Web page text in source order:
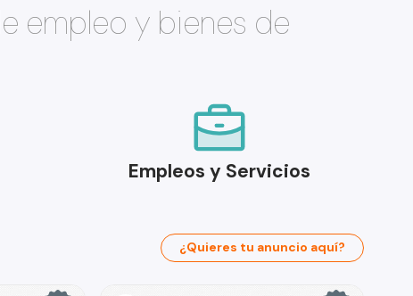
empleo y bienes de
Empleos y Servicios
¿Quieres tu anuncio aquí?